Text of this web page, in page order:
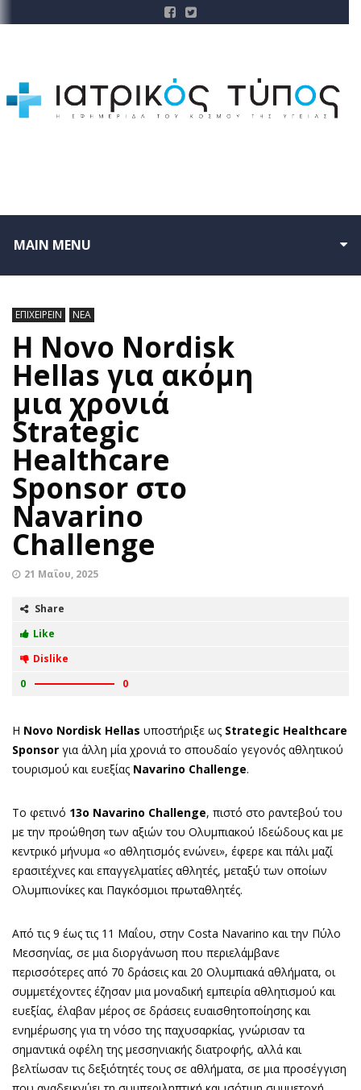
MAIN MENU
ΕΠΙΧΕΙΡΕΙΝ ΝΕΑ
Η Novo Nordisk
Hellas για ακόμη
μια χρονιά
Strategic
Healthcare
Sponsor στο
Navarino
Challenge
21 Μαΐου, 2025
Share
Like
Dislike
0
0
Η Novo Nordisk Hellas υποστήριξε ως Strategic Healthcare
Sponsor για άλλη μία χρονιά το σπουδαίο γεγονός αθλητικού
τουρισμού και ευεξίας Navarino Challenge.
Το φετινό 13ο Navarino Challenge, πιστό στο ραντεβού του
με την προώθηση των αξιών του Ολυμπιακού Ιδεώδους και με
κεντρικό μήνυμα «ο αθλητισμός ενώνει», έφερε και πάλι μαζί
ερασιτέχνες και επαγγελματίες αθλητές, μεταξύ των οποίων
Ολυμπιονίκες και Παγκόσμιοι πρωταθλητές.
Από τις 9 έως τις 11 Μαΐου, στην Costa Navarino και την Πύλο
Μεσσηνίας, σε μια διοργάνωση που περιελάμβανε
περισσότερες από 70 δράσεις και 20 Ολυμπιακά αθλήματα, οι
συμμετέχοντες έζησαν μια μοναδική εμπειρία αθλητισμού και
ευεξίας, έλαβαν μέρος σε δράσεις ευαισθητοποίησης και
ενημέρωσης για τη νόσο της παχυσαρκίας, γνώρισαν τα
σημαντικά οφέλη της μεσσηνιακής διατροφής, αλλά και
βελτίωσαν τις δεξιότητές τους σε αθλήματα, σε μια προσέγγιση